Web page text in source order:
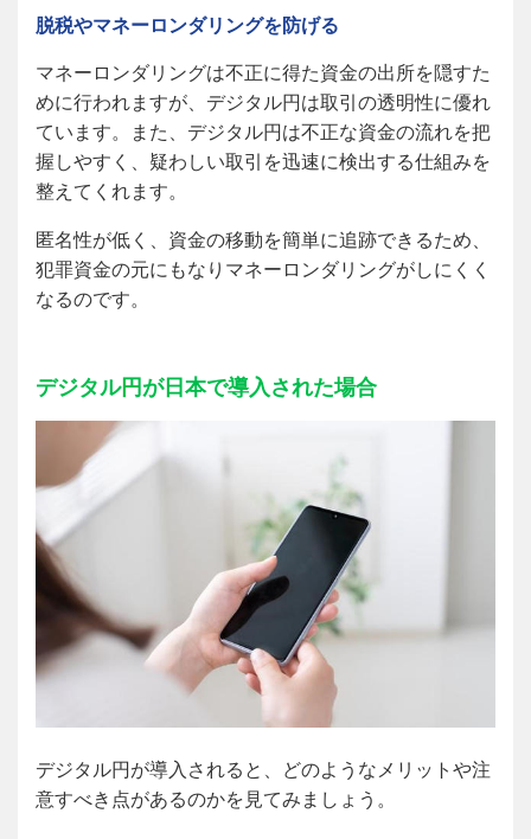
脱税やマネーロンダリングを防げる
マネーロンダリングは不正に得た資金の出所を隠すた
めに行われますが、デジタル円は取引の透明性に優れ
ています。また、デジタル円は不正な資金の流れを把
握しやすく、疑わしい取引を迅速に検出する仕組みを
整えてくれます。
匿名性が低く、資金の移動を簡単に追跡できるため、
犯罪資金の元にもなりマネーロンダリングがしにくく
なるのです。
デジタル円が日本で導入された場合
デジタル円が導入されると、どのようなメリットや注
意すべき点があるのかを見てみましょう。